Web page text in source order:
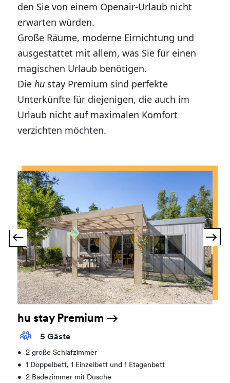
den Sie von einem Openair-Urlaub nicht
erwarten würden.
Große Räume, moderne Eirnichtung und
ausgestattet mit allem, was Sie für einen
magischen Urlaub benötigen.
Diehu stay Premium sind perfekte
Unterkünfte für diejenigen, die auch im
Urlaub nicht auf maximalen Komfort
verzichten möchten.
hu stay Premium
5 Gäste
•
2 große Schlafzimmer
•
1 Doppelbett, 1 Einzelbett und 1 Etagenbett
•
2 Badezimmer mit Dusche